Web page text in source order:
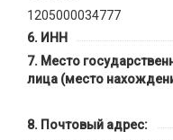
1205000034777
ИНН
Место
лица (место
Почтовый адрес: